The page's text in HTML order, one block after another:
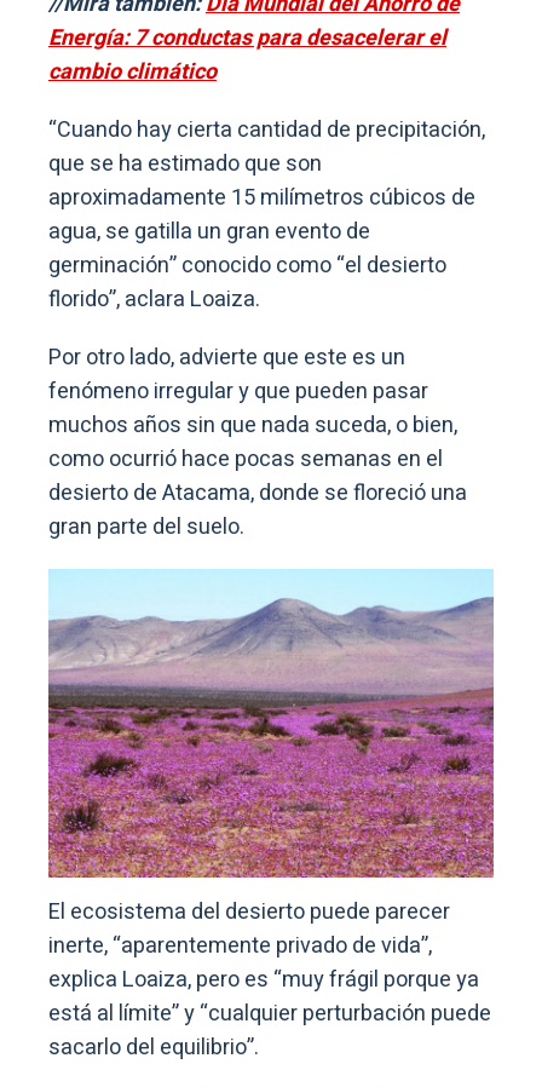
Energía: 7 conductas para desacelerar el
cambio climático
“Cuando hay cierta cantidad de precipitación,
que se ha estimado que son
aproximadamente 15 milímetros cúbicos de
agua, se gatilla un gran evento de
germinación” conocido como “el desierto
florido”, aclara Loaiza.
Por otro lado, advierte que este es un
fenómeno irregular y que pueden pasar
muchos años sin que nada suceda, o bien,
como ocurrió hace pocas semanas en el
desierto de Atacama, donde se floreció una
gran parte del suelo.
El ecosistema del desierto puede parecer
inerte, “aparentemente privado de vida”,
explica Loaiza, pero es “muy frágil porque ya
está al límite” y “cualquier perturbación puede
sacarlo del equilibrio”.